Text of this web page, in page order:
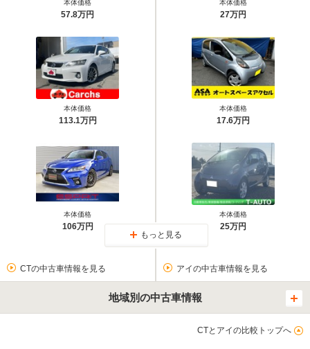
本体価格
57.8万円
本体価格
113.1万円
本体価格
106万円
本体価格
27万円
本体価格
17.6万円
本体価格
25万円
もっと見る
CTの中古車情報を見る アイの中古車情報を見る
地域別の中古車情報
CTとアイの比較トップへ